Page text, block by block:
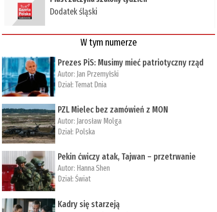
Dodatek śląski
W tym numerze
Prezes PiS: Musimy mieć patriotyczny rząd
Autor: Jan Przemyłski
Dział:Temat Dnia
PZL Mielec bez zamówień z MON
Autor: Jarosław Molga
Dział: Polska
Pekin ćwiczy atak, Tajwan – przetrwanie
Autor: ­Hanna Shen
Dział:Świat
Kadry się starzeją